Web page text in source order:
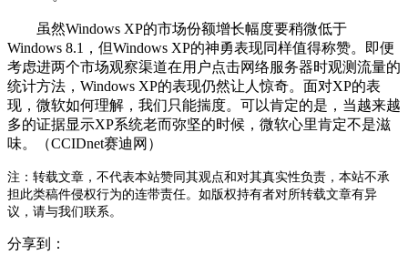
虽然Windows XP的市场份额增长幅度要稍微低于
Windows 8.1，但Windows XP的神勇表现同样值得称赞。即便
考虑进两个市场观察渠道在用户点击网络服务器时观测流量的
统计方法，Windows XP的表现仍然让人惊奇。面对XP的表
现，微软如何理解，我们只能揣度。可以肯定的是，当越来越
多的证据显示XP系统老而弥坚的时候，微软心里肯定不是滋
味。（CCIDnet赛迪网）
注：转载文章，不代表本站赞同其观点和对其真实性负责，本站不承
担此类稿件侵权行为的连带责任。如版权持有者对所转载文章有异
议，请与我们联系。
分享到：